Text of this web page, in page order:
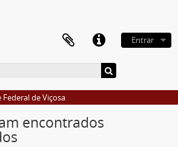
Entrar
de Viçosa
encontrados